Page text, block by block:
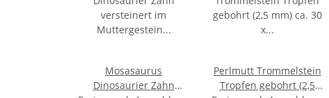
Mosasaurus
Dinosaurier Zahn
Perlmutt Trommelstein
Tropfen gebohrt (2,5